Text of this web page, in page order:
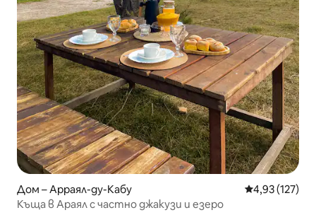
Дом – Арраял-ду-Кабу Средна
4,93 (127)
Къща в Араял с частно джакузи и езеро